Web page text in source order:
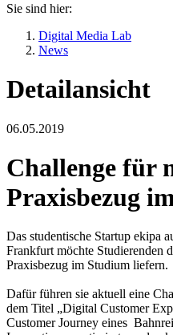
Sie sind hier:
Digital Media Lab
News
Detailansicht
06.05.2019
Challenge für
Praxisbezug
Das studentische Startup ekipa
Frankfurt möchte Studierenden
Praxisbezug im Studium liefern.
Dafür führen sie aktuell eine
dem Titel „Digital Customer
Customer Journey eines